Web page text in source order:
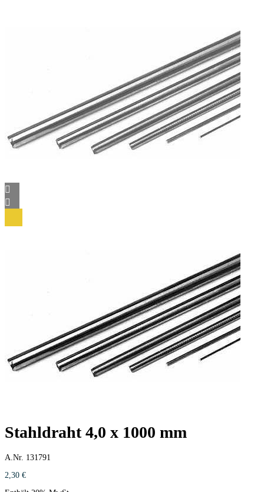
Stahldraht 4,0 x 1000 mm
A.Nr. 131791
2,30 €